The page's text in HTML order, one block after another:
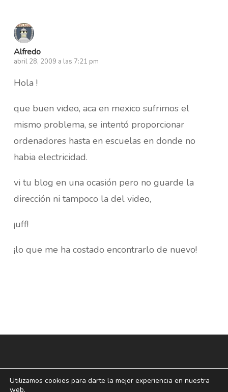
Alfredo
abril 28, 2009 a las 7:21 pm
Hola !
que buen video, aca en mexico sufrimos el
mismo problema, se intentó proporcionar
ordenadores hasta en escuelas en donde no
habia electricidad.
vi tu blog en una ocasión pero no guarde la
dirección ni tampoco la del video,
¡uff!
¡lo que me ha costado encontrarlo de nuevo!
Utilizamos cookies para darte la mejor experiencia en nuestra
web.